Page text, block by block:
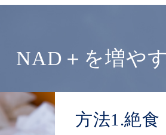
NAD＋を増や
方法1.絶食